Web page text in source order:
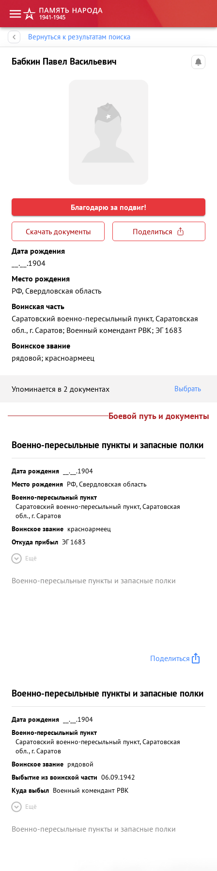
Вернуться к результатам поиска
Бабкин Павел Васильевич
Благодарю за подвиг!
Скачать документы
Поделиться
Дата рождения
__.__.1904
Место рождения
РФ, Свердловская область
Воинская часть
Саратовский военно-пересыльный пункт, Саратовская
обл., г. Саратов; Военный комендант РВК; ЭГ 1683
Воинское звание
рядовой; красноармеец
Упоминается в 2 документах Выбрать
Боевой путь и документы
Военно-пересыльные пункты и запасные полки
Дата рождения
__.__.1904
Место рождения РФ, Свердловская область
Военно-пересыльный пункт
Саратовский военно-пересыльный пункт, Саратовская
обл., г. Саратов
Воинское звание красноармеец
Откуда прибыл ЭГ 1683
Ещё
Военно-пересыльные пункты и запасные полки
Поделиться
Военно-пересыльные пункты и запасные полки
Дата рождения
__.__.1904
Военно-пересыльный пункт
Саратовский военно-пересыльный пункт, Саратовская
обл., г. Саратов
Воинское звание рядовой
Выбытие из воинской части 06.09.1942
Куда выбыл Военный комендант РВК
Ещё
Военно-пересыльные пункты и запасные полки
Память народа